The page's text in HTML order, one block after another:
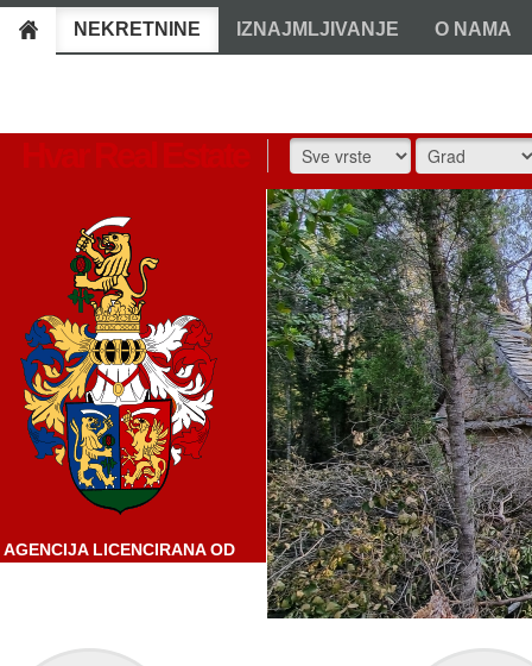
NEKRETNINE IZNAJMLJIVANJE O NAMA
AGENCIJA LICENCIRANA OD
STRANE HRVATSKE